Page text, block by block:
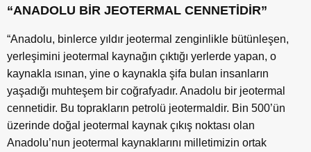
“ANADOLU BİR JEOTERMAL CENNETİDİR”
“Anadolu, binlerce yıldır jeotermal zenginlikle bütünleşen,
yerleşimini jeotermal kaynağın çıktığı yerlerde yapan, o
kaynakla ısınan, yine o kaynakla şifa bulan insanların
yaşadığı muhteşem bir coğrafyadır. Anadolu bir jeotermal
cennetidir. Bu toprakların petrolü jeotermaldir. Bin 500’ün
üzerinde doğal jeotermal kaynak çıkış noktası olan
Anadolu’nun jeotermal kaynaklarını milletimizin ortak